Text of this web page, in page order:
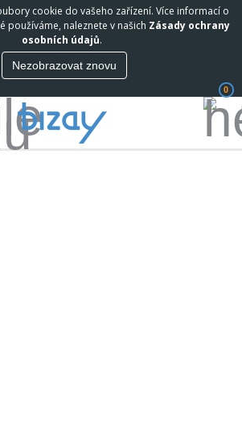
cookie do vašeho zařízení. Více informací o
používáme, naleznete v našich Zásady ochrany
osobních údajů.
Nezobrazovat znovu
0